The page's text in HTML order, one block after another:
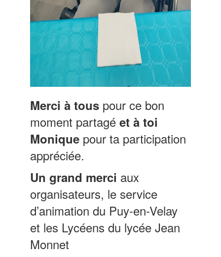
Merci à tous pour ce bon
moment partagéet à toi
Monique pour ta participation
appréciée.
Un grand merci aux
organisateurs, le service
d’animation du Puy-en-Velay
et les Lycéens du lycée Jean
Monnet